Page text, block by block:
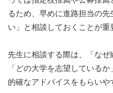
るため、早めに進路担当の
い」と相談しておくことが重
先生に相談する際は、「なぜ
「どの大学を志望している
的確なアドバイスをもらいや